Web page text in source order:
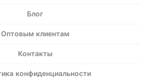
Блог
Оптовым клиентам
Контакты
конфиденциальности